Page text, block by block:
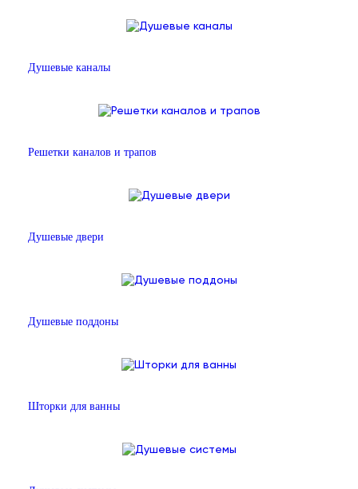
Душевые каналы
Решетки каналов и трапов
Душевые двери
Душевые поддоны
Шторки для ванны